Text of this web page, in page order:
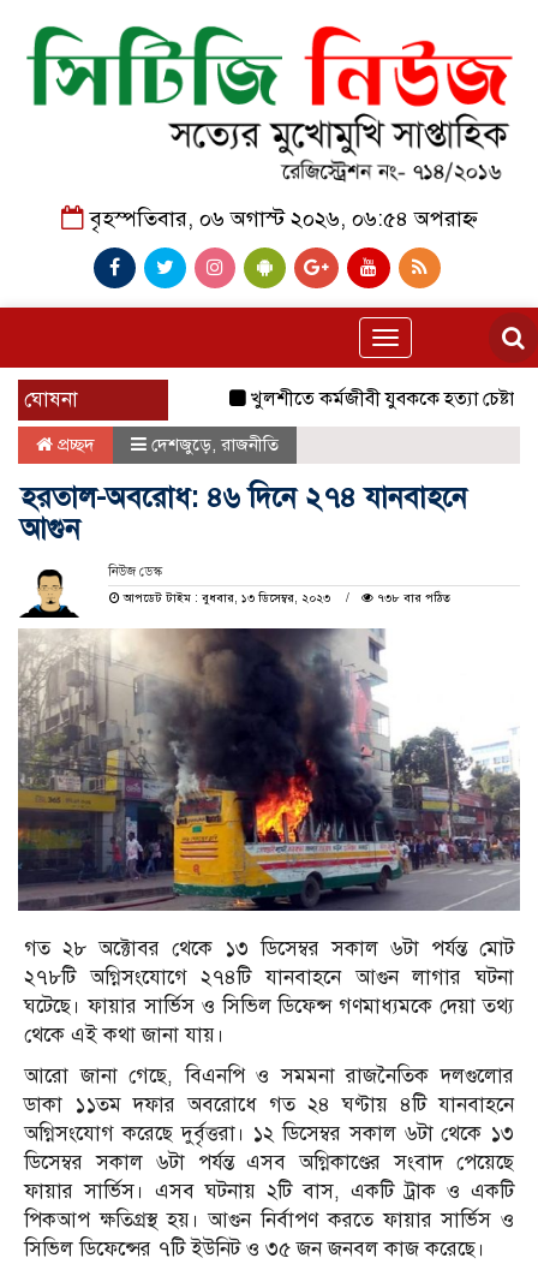
বৃহস্পতিবার, ০৬ অগাস্ট ২০২৬, ০৬:৫৪ অপরাহ্ন
Toggle
navigation
ঘোষনা খুলশীতে কর্মজীবী যুবককে হত্যা চেষ্টার
প্রচ্ছদ দেশজুড়ে, রাজনীতি
হরতাল-অবরোধ: ৪৬ দিনে ২৭৪ যানবাহনে
আগুন
নিউজ ডেস্ক
আপডেট টাইম : বুধবার, ১৩ ডিসেম্বর, ২০২৩
৭৩৮ বার পঠিত
গত ২৮ অক্টোবর থেকে ১৩ ডিসেম্বর সকাল ৬টা পর্যন্ত মোট
২৭৮টি অগ্নিসংযোগে ২৭৪টি যানবাহনে আগুন লাগার ঘটনা
ঘটেছে। ফায়ার সার্ভিস ও সিভিল ডিফেন্স গণমাধ্যমকে দেয়া তথ্য
থেকে এই কথা জানা যায়।
আরো জানা গেছে, বিএনপি ও সমমনা রাজনৈতিক দলগুলোর
ডাকা ১১তম দফার অবরোধে গত ২৪ ঘণ্টায় ৪টি যানবাহনে
অগ্নিসংযোগ করেছে দুর্বৃত্তরা। ১২ ডিসেম্বর সকাল ৬টা থেকে ১৩
ডিসেম্বর সকাল ৬টা পর্যন্ত এসব অগ্নিকাণ্ডের সংবাদ পেয়েছে
ফায়ার সার্ভিস। এসব ঘটনায় ২টি বাস, একটি ট্রাক ও একটি
পিকআপ ক্ষতিগ্রস্থ হয়। আগুন নির্বাপণ করতে ফায়ার সার্ভিস ও
সিভিল ডিফেন্সের ৭টি ইউনিট ও ৩৫ জন জনবল কাজ করেছে।